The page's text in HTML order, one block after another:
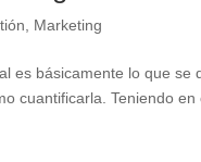
Marketing
es básicamente lo que se
cuantificarla. Teniendo